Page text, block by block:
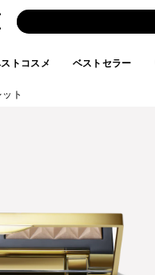
トコスメ ベストセラー
ト